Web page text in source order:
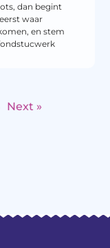
dan begint
waar
en stem
Next »